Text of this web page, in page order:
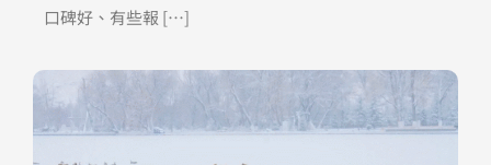
口碑好、有些報 […]